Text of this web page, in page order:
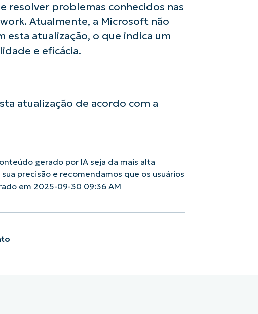
resolver problemas conhecidos nas
Atualmente, a Microsoft não
esta atualização, o que indica um
e eficácia.
atualização de acordo com a
gerado por IA seja da mais alta
precisão e recomendamos que os usuários
em 2025-09-30 09:36 AM